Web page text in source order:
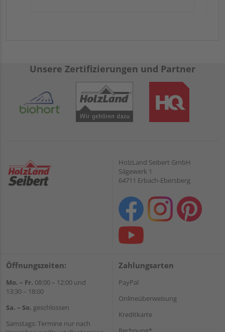
Unsere Zertifizierungen und Partner
HolzLand Seibert GmbH
Sägewerk 1
64711 Erbach-Ebersberg
Öffnungszeiten:
Mo. – Fr. 08:00 – 12:00 und
13:30 – 18:00
Sa. – So. geschlossen
Samstags: Termine nur nach
Zahlungsarten
PayPal
Onlineüberweisung
Kreditkarte